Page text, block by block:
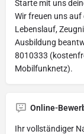
Starte mit uns
Wir freuen uns
Lebenslauf,
Ausbildung
8010333
Mobilfunknetz).
Online-
Ihr vollständiger